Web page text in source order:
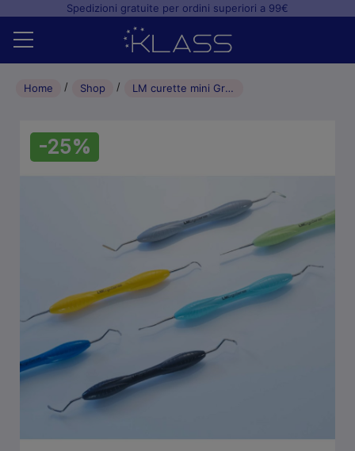
Spedizioni gratuite per ordini superiori a 99€
Home
Studio odontoiatrico
Home Shop LM curette mini Gracey 11/12 211-212M manico ErgoMax -XSI
-25%